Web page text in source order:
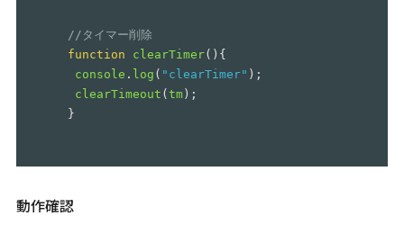
//タイマー削除
function
clearTimer(){
console . log ( " clearTimer" );
clearTimeout (tm );
}
動作確認